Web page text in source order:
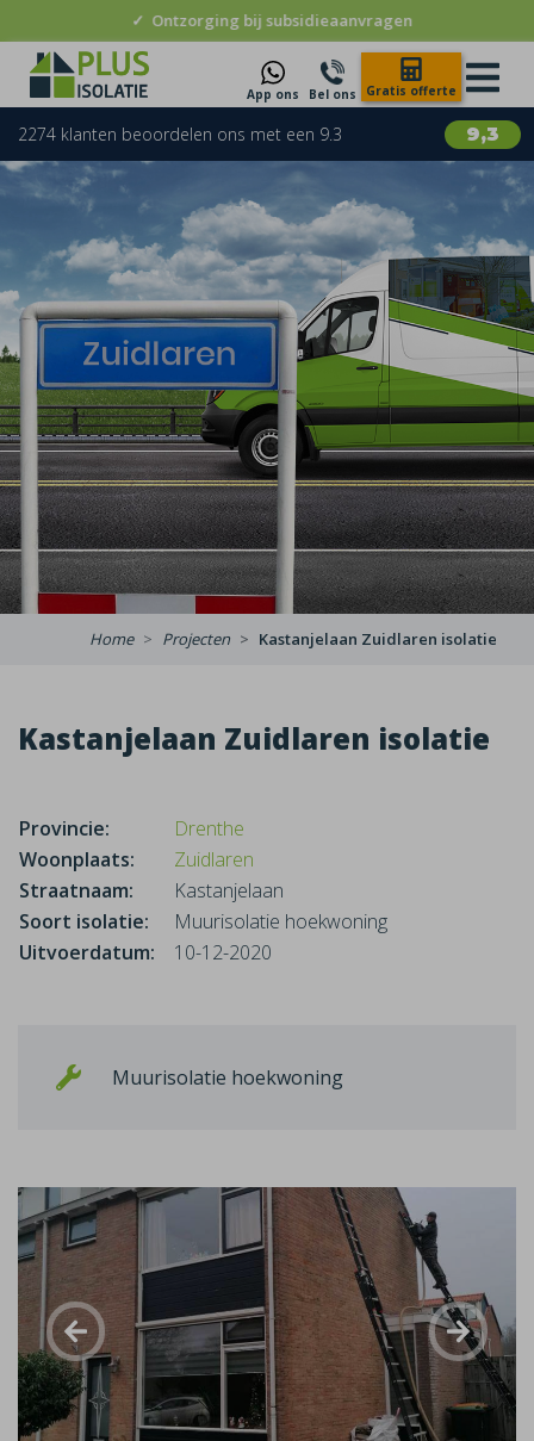
✓ Ontzorging bij subsidieaanvragen
App ons Bel ons Gratis offerte
9,3
2274 klanten beoordelen ons met een 9.3
Home Projecten Kastanjelaan Zuidlaren isolatie
Kastanjelaan Zuidlaren isolatie
Provincie:
Drenthe
Woonplaats:
Zuidlaren
Straatnaam:
Kastanjelaan
Soort isolatie:
Muurisolatie hoekwoning
Uitvoerdatum:
10-12-2020
Muurisolatie hoekwoning